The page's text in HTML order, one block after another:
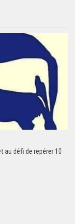
au défi de repérer 10